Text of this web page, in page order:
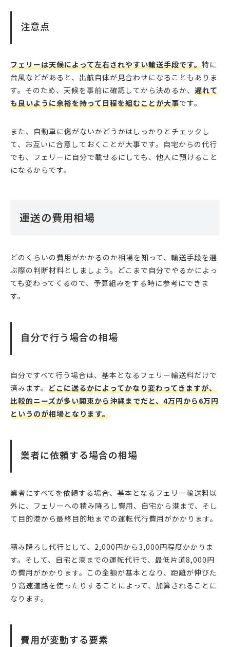
注意点
フェリーは天候によって左右されやすい輸送手段です。特に
台風などがあると、出航自体が見合わせになることもありま
す。そのため、天候を事前に確認してから決めるか、 遅れて
も良いように余裕を持って日程を組むことが大事です。
また、自動車に傷がないかどうかはしっかりとチェックし
て、お互いに合意しておくことが大事です。自宅からの代行
でも、フェリーに自分で載せるにしても、他人に預けること
になるからです。
運送の費用相場
どのくらいの費用がかかるのか相場を知って、輸送手段を選
ぶ際の判断材料としましょう。どこまで自分でやるかによっ
ても変わってくるので、予算組みをする時に参考にできま
す。
自分で行う場合の相場
自分ですべて行う場合は、基本となるフェリー輸送料だけで
済みます。 どこに送るかによってかなり変わってきますが、
比較的ニーズが多い関東から沖縄までだと、4万円から6万円
というのが相場となります。
業者に依頼する場合の相場
業者にすべてを依頼する場合、基本となるフェリー輸送料以
外に、フェリーへの積み降ろし費用、自宅から港まで、そし
て目的港から最終目的地までの運転代行費用がかかります。
積み降ろし代行として、2,000円から3,000円程度かかりま
す。そして、自宅と港までの運転代行で、最低片道8,000円
の費用がかかります。この金額が基本となり、距離が伸びた
り高速道路を使ったりすることによって、加算されることに
なります。
費用が変動する要素